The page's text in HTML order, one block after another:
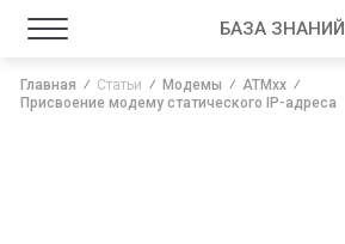
БАЗА ЗНАНИЙ
Главная Статьи Модемы
ATMxx
Присвоение модему статического IP-адреса